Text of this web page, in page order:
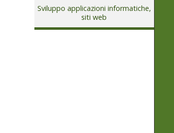
Sviluppo applicazioni informatiche,
siti web